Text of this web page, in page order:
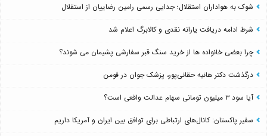
شوک به هواداران استقلال؛ جدایی رسمی رامین رضاییان از استقلال
شرط ادامه دریافت یارانه نقدی و کالابرگ اعلام شد
چرا بعضی خانواده ها از خرید سنگ قبر سفارشی پشیمان می شوند؟
درگذشت دکتر هانیه حقانی‌پور، پزشک جوان در فومن
آیا سود ۳ میلیون تومانی سهام عدالت واقعی است؟
سفیر پاکستان: کانال‌های ارتباطی برای توافق بین ایران و آمریکا داریم